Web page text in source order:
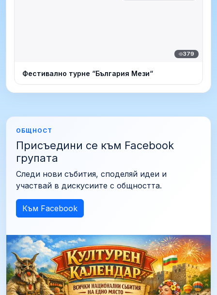
379
Фестивално турне “България Мези“
ОБЩНОСТ
Присъедини се към Facebook
групата
Следи нови събития, споделяй идеи и
участвай в дискусиите с общността.
Към Facebook